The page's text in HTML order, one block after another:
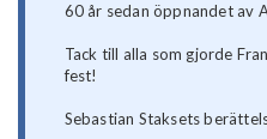
60 år sedan öppnandet av
Tack till alla som gjorde
fest!
Sebastian Staksets